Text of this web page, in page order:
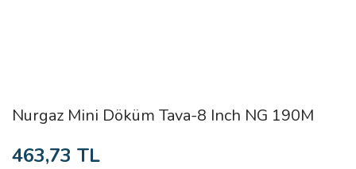
Nurgaz Mini Döküm Tava-8 Inch NG 190M
463,73 TL